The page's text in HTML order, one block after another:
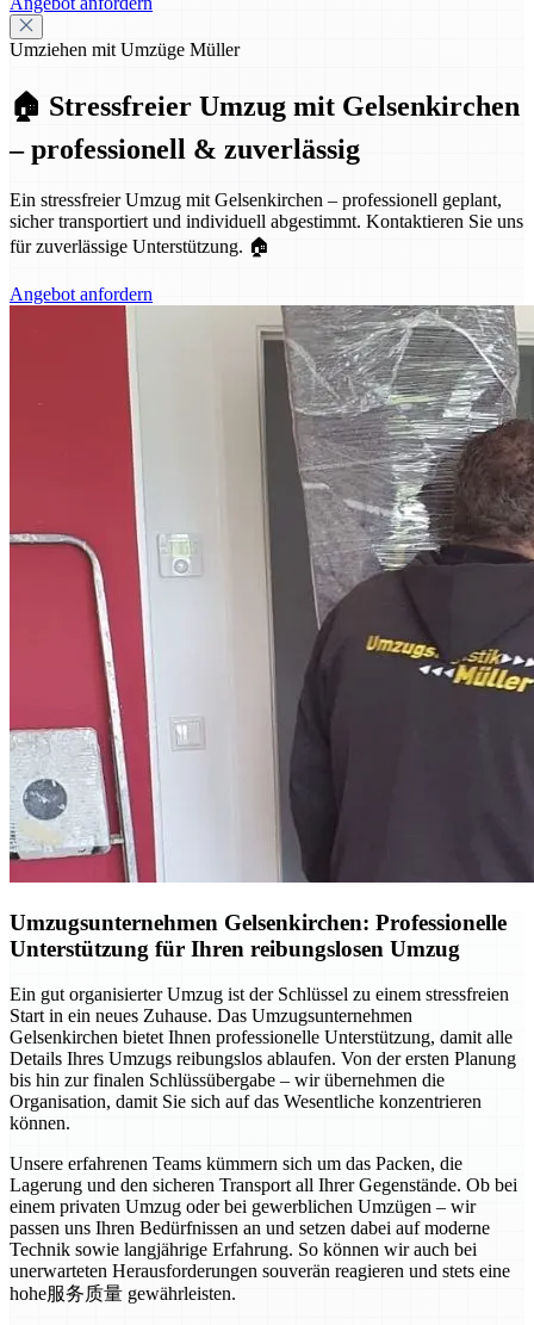
Umziehen mit Umzüge Müller
🏠 Stressfreier Umzug mit Gelsenkirchen
– professionell & zuverlässig
Ein stressfreier Umzug mit Gelsenkirchen – professionell geplant,
sicher transportiert und individuell abgestimmt. Kontaktieren Sie uns
für zuverlässige Unterstützung. 🏠
Angebot anfordern
Umzugsunternehmen Gelsenkirchen: Professionelle
Unterstützung für Ihren reibungslosen Umzug
Ein gut organisierter Umzug ist der Schlüssel zu einem stressfreien
Start in ein neues Zuhause. Das Umzugsunternehmen
Gelsenkirchen bietet Ihnen professionelle Unterstützung, damit alle
Details Ihres Umzugs reibungslos ablaufen. Von der ersten Planung
bis hin zur finalen Schlüssübergabe – wir übernehmen die
Organisation, damit Sie sich auf das Wesentliche konzentrieren
können.
Unsere erfahrenen Teams kümmern sich um das Packen, die
Lagerung und den sicheren Transport all Ihrer Gegenstände. Ob bei
einem privaten Umzug oder bei gewerblichen Umzügen – wir
passen uns Ihren Bedürfnissen an und setzen dabei auf moderne
Technik sowie langjährige Erfahrung. So können wir auch bei
unerwarteten Herausforderungen souverän reagieren und stets eine
hohe服务质量 gewährleisten.